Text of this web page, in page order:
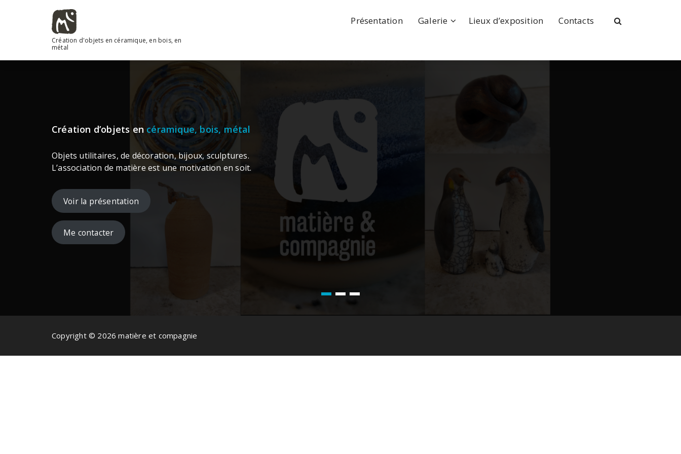
Création d'objets en céramique, en bois, en
métal
Présentation Galerie Lieux d’exposition Contacts
Création d’objets en céramique, bois, métal
Objets utilitaires, de décoration, bijoux, sculptures.
L’association de matière est une motivation en soit.
Voir la présentation
Me contacter
Copyright © 2026 matière et compagnie